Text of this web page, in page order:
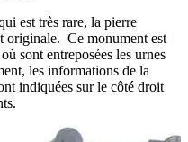
est très rare, la pierre
originale. Ce monument est
sont entreposées les urnes
les informations de la
indiquées sur le côté droit